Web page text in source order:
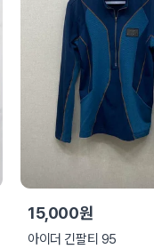
15,000원
아이더 긴팔티 95